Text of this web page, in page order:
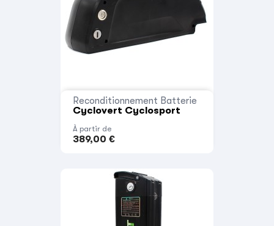
Reconditionnement Batterie
Cyclovert Cyclosport
À partir de
389,00 €